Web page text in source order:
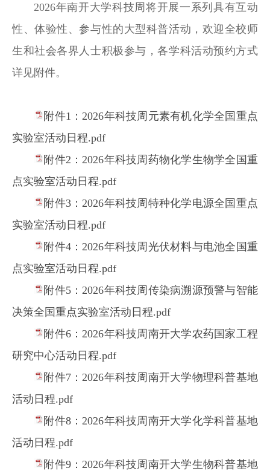
2026年南开大学科技周将开展一系列具有互动
性、体验性、参与性的大型科普活动，欢迎全校师
生和社会各界人士积极参与，各学科活动预约方式
详见附件。
附件1：2026年科技周元素有机化学全国重点
实验室活动日程.pdf
附件2：2026年科技周药物化学生物学全国重
点实验室活动日程.pdf
附件3：2026年科技周特种化学电源全国重点
实验室活动日程.pdf
附件4：2026年科技周光伏材料与电池全国重
点实验室活动日程.pdf
附件5：2026年科技周传染病溯源预警与智能
决策全国重点实验室活动日程.pdf
附件6：2026年科技周南开大学农药国家工程
研究中心活动日程.pdf
附件7：2026年科技周南开大学物理科普基地
活动日程.pdf
附件8：2026年科技周南开大学化学科普基地
活动日程.pdf
附件9：2026年科技周南开大学生物科普基地